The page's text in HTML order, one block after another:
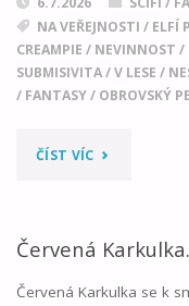
NA VEŘEJNOSTI / ELFÍ
CREAMPIE / NEVINNOST /
SUBMISIVITA/V LESE /
/ FANTASY/ OBROVSKÝ
ČÍST VÍC"ELFSKÁ
BRIGITTE:
ZNÁSILNĚNA"
Červená
Červená Karkulka se k